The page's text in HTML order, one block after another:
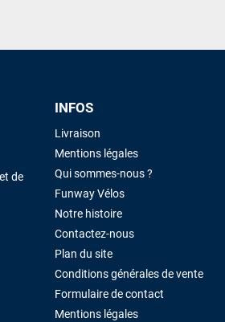
de
INFOS
Livraison
Mentions légales
Qui sommes-nous ?
Funway Vélos
Notre histoire
Contactez-nous
Plan du site
Conditions générales de vente
Formulaire de contact
Mentions légales
excellent prix et en plus super sympas.
J'ai acheté une voile d'occasion depuis
VOIR TOUS LES AVIS